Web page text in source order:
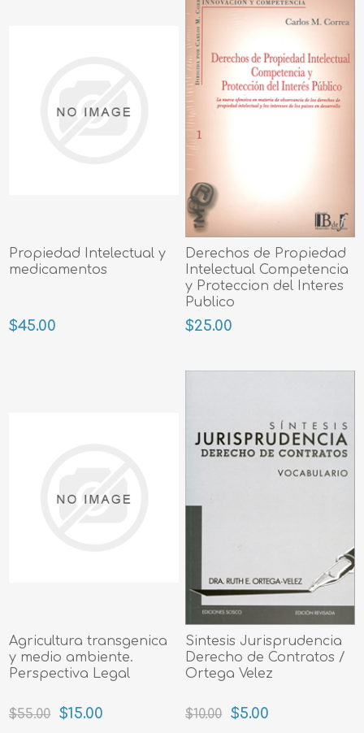
Propiedad Intelectual y
medicamentos
$45.00
Derechos de Propiedad
Intelectual Competencia
y Proteccion del Interes
Publico
$25.00
Agricultura transgenica
y medio ambiente.
Perspectiva Legal
$55.00 $15.00
Sintesis Jurisprudencia
Derecho de Contratos /
Ortega Velez
$10.00 $5.00